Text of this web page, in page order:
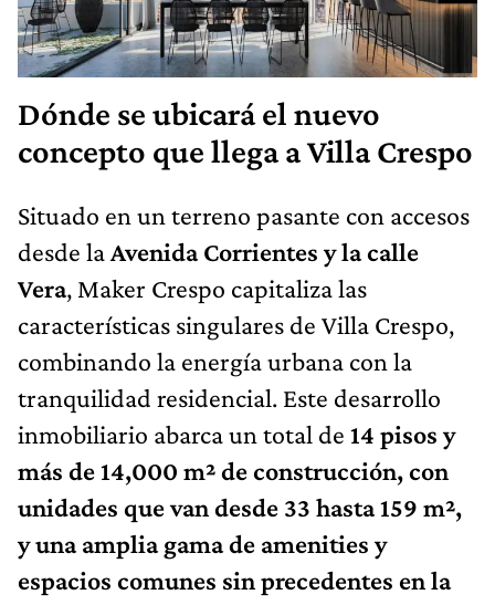
Dónde se ubicará el nuevo
concepto que llega a Villa Crespo
Situado en un terreno pasante con accesos
desde laAvenida Corrientes y la calle
Vera, Maker Crespo capitaliza las
características singulares de Villa Crespo,
combinando la energía urbana con la
tranquilidad residencial. Este desarrollo
inmobiliario abarca un total de 14 pisos y
más de 14,000 m² de construcción, con
unidades que van desde 33 hasta 159 m²,
y una amplia gama de amenities y
espacios comunes sin precedentes en la